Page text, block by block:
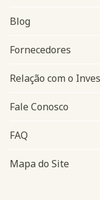
Navegação do rodapé
Blog
Fornecedores
Relação com o
Fale Conosco
FAQ
Mapa do Site